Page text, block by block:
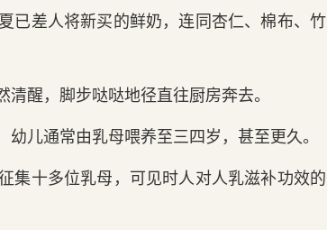
已差人将新买的鲜奶，连同杏仁、棉布、竹
醒，脚步哒哒地径直往厨房奔去。
儿通常由乳母喂养至三四岁，甚至更久。
集十多位乳母，可见时人对人乳滋补功效的